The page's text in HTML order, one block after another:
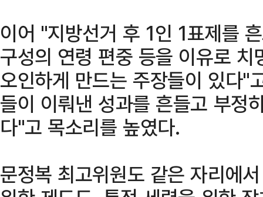
이어 "지방선거 후 1인 1표제를
구성의 연령 편중 등을 이유로
오인하게 만드는 주장들이 있다"
들이 이뤄낸 성과를 흔들고 부정
다"고 목소리를 높였다.
문정복 최고위원도 같은 자리에